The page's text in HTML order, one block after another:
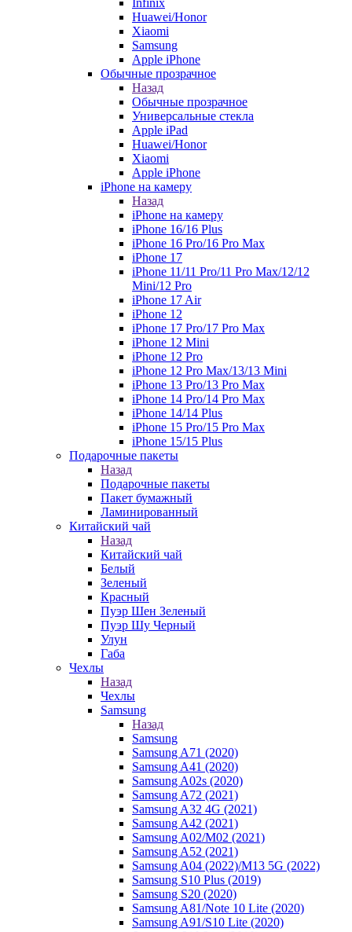
Infinix
Huawei/Honor
Xiaomi
Samsung
Apple iPhone
Обычные прозрачное
Назад
Обычные прозрачное
Универсальные стекла
Apple iPad
Huawei/Honor
Xiaomi
Apple iPhone
iPhone на камеру
Назад
iPhone на камеру
iPhone 16/16 Plus
iPhone 16 Pro/16 Pro Max
iPhone 17
iPhone 11/11 Pro/11 Pro Max/12/12
Mini/12 Pro
iPhone 17 Air
iPhone 12
iPhone 17 Pro/17 Pro Max
iPhone 12 Mini
iPhone 12 Pro
iPhone 12 Pro Max/13/13 Mini
iPhone 13 Pro/13 Pro Max
iPhone 14 Pro/14 Pro Max
iPhone 14/14 Plus
iPhone 15 Pro/15 Pro Max
iPhone 15/15 Plus
Подарочные пакеты
Назад
Подарочные пакеты
Пакет бумажный
Ламинированный
Китайский чай
Назад
Китайский чай
Белый
Зеленый
Красный
Пуэр Шен Зеленый
Пуэр Шу Черный
Улун
Габа
Чехлы
Назад
Чехлы
Samsung
Назад
Samsung
Samsung A71 (2020)
Samsung A41 (2020)
Samsung A02s (2020)
Samsung A72 (2021)
Samsung A32 4G (2021)
Samsung A42 (2021)
Samsung A02/M02 (2021)
Samsung A52 (2021)
Samsung A04 (2022)/M13 5G (2022)
Samsung S10 Plus (2019)
Samsung S20 (2020)
Samsung A81/Note 10 Lite (2020)
Samsung A91/S10 Lite (2020)